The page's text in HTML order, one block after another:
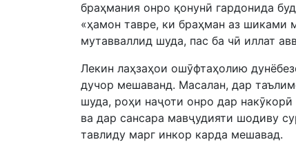
браҳмания онро қонунӣ гардонида
«ҳамон тавре, ки браҳман аз шиками
мутавваллид шуда, пас ба чӣ иллат
Лекин лаҳзаҳои ошӯфтаҳолию
дучор мешаванд. Масалан, дар
шуда, роҳи наҷоти онро дар
ва дар сансара мавҷудияти шодиву
тавлиду марг инкор карда мешавад.